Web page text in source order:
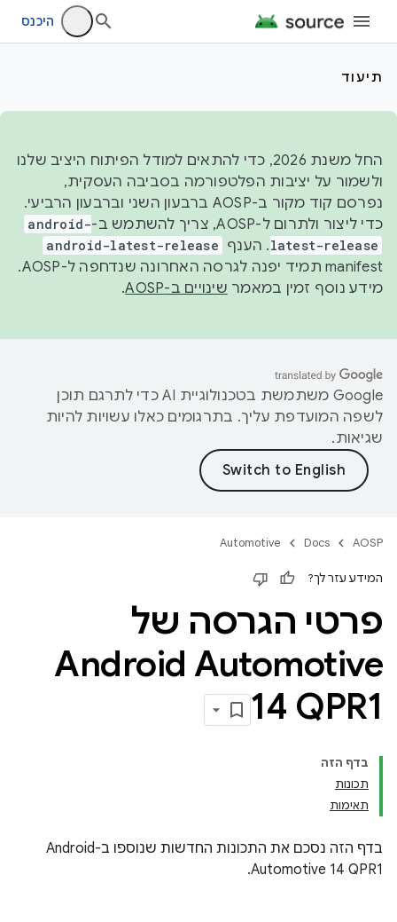
היכנס
תיעוד
החל משנת 2026, כדי להתאים למודל הפיתוח היציב שלנו
ולשמור על יציבות הפלטפורמה בסביבה העסקית,
נפרסם קוד מקור ב-AOSP ברבעון השני וברבעון הרביעי.
כדי ליצור ולתרום ל-AOSP, צריך להשתמש ב-
android-
latest-release. הענף android-latest-release
manifest תמיד יפנה לגרסה האחרונה שנדחפה ל-AOSP.
מידע נוסף זמין במאמר שינויים ב-AOSP .
‫Google משתמשת בטכנולוגיית AI כדי לתרגם תוכן
לשפה המועדפת עליך. בתרגומים כאלו עשויות להיות
שגיאות.
AOSP
Docs
Automotive
המידע עזר לך?
פרטי הגרסה של
Android Automotive
14 QPR1
בדף הזה
תכונות
תאימות
בדף הזה נסכם את התכונות החדשות שנוספו ב-Android
Automotive 14 QPR1.